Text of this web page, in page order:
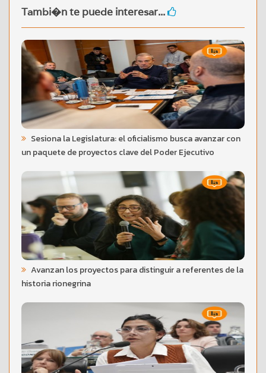
Tambi�n te puede interesar...
Sesiona la Legislatura: el oficialismo busca avanzar con
un paquete de proyectos clave del Poder Ejecutivo
Avanzan los proyectos para distinguir a referentes de la
historia rionegrina